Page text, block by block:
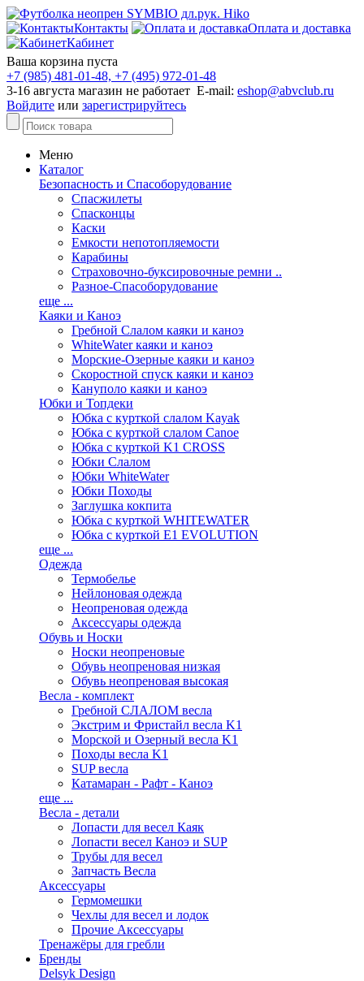
Контакты
Оплата и доставка
Кабинет
Ваша корзина пуста
+7 (985) 481-01-48, +7 (495) 972-01-48
3-16 августа магазин не работает E-mail: eshop@abvclub.ru
Войдите или зарегистрируйтесь
Меню
Каталог
Безопасность и Спасоборудование
Спасжилеты
Спасконцы
Каски
Емкости непотопляемости
Карабины
Страховочно-буксировочные ремни ..
Разное-Спасоборудование
еще ...
Каяки и Каноэ
Гребной Слалом каяки и каноэ
WhiteWater каяки и каноэ
Морские-Озерные каяки и каноэ
Скоростной спуск каяки и каноэ
Кануполо каяки и каноэ
Юбки и Топдеки
Юбка с курткой слалом Kayak
Юбка с курткой слалом Canoe
Юбка с курткой K1 CROSS
Юбки Слалом
Юбки WhiteWater
Юбки Походы
Заглушка кокпита
Юбка с курткой WHITEWATER
Юбка с курткой E1 EVOLUTION
еще ...
Одежда
Термобелье
Нейлоновая одежда
Неопреновая одежда
Аксессуары одежда
Обувь и Носки
Носки неопреновые
Обувь неопреновая низкая
Обувь неопреновая высокая
Весла - комплект
Гребной СЛАЛОМ весла
Экстрим и Фристайл весла K1
Морской и Озерный весла K1
Походы весла K1
SUP весла
Катамаран - Рафт - Каноэ
еще ...
Весла - детали
Лопасти для весел Каяк
Лопасти весел Каноэ и SUP
Трубы для весел
Запчасть Весла
Аксессуары
Гермомешки
Чехлы для весел и лодок
Прочие Аксессуары
Тренажёры для гребли
Бренды
Delsyk Design